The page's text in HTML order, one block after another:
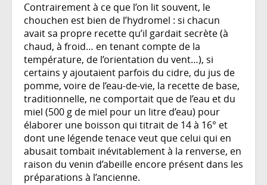
Contrairement à ce que l’on lit souvent, le
chouchen est bien de l’hydromel : si chacun
avait sa propre recette qu’il gardait secrète (à
chaud, à froid… en tenant compte de la
température, de l’orientation du vent…), si
certains y ajoutaient parfois du cidre, du jus de
pomme, voire de l’eau-de-vie, la recette de base,
traditionnelle, ne comportait que de l’eau et du
miel (500 g de miel pour un litre d’eau) pour
élaborer une boisson qui titrait de 14 à 16° et
dont une légende tenace veut que celui qui en
abusait tombait inévitablement à la renverse, en
raison du venin d’abeille encore présent dans les
préparations à l’ancienne.